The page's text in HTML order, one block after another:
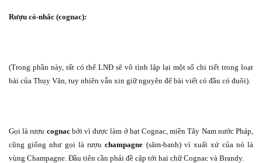
Rượu cỏ-nhắc (cognac):
(Trong phần này, rất có thể LNĐ sẽ vô tình lập lại một số chi tiết trong loạt
bài của Thụy Văn, tuy nhiên vẫn xin giữ nguyên để bài viết có đầu có đuôi).
Gọi là rượu cognacbởi vì được làm ở hạt Cognac, miền Tây Nam nước Pháp,
cũng giống như gọi là rượu champagne (sâm-banh) vì xuất xứ của nó là
vùng Champagne. Đầu tiên cần phải đề cập tới hai chữ Cognac và Brandy.